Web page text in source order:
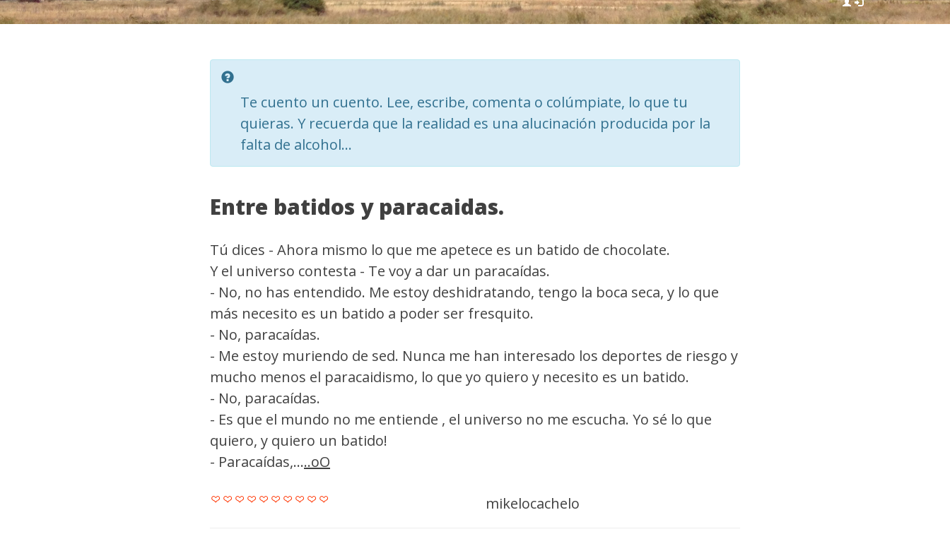
Te cuento un cuento. Lee, escribe, comenta o colúmpiate, lo que tu
quieras. Y recuerda que la realidad es una alucinación producida por la
falta de alcohol...
Entre batidos y paracaidas.
Tú dices - Ahora mismo lo que me apetece es un batido de chocolate.
Y el universo contesta - Te voy a dar un paracaídas.
- No, no has entendido. Me estoy deshidratando, tengo la boca seca, y lo que
más necesito es un batido a poder ser fresquito.
- No, paracaídas.
- Me estoy muriendo de sed. Nunca me han interesado los deportes de riesgo y
mucho menos el paracaidismo, lo que yo quiero y necesito es un batido.
- No, paracaídas.
- Es que el mundo no me entiende , el universo no me escucha. Yo sé lo que
quiero, y quiero un batido!
- Paracaídas,.....oO
mikelocachelo